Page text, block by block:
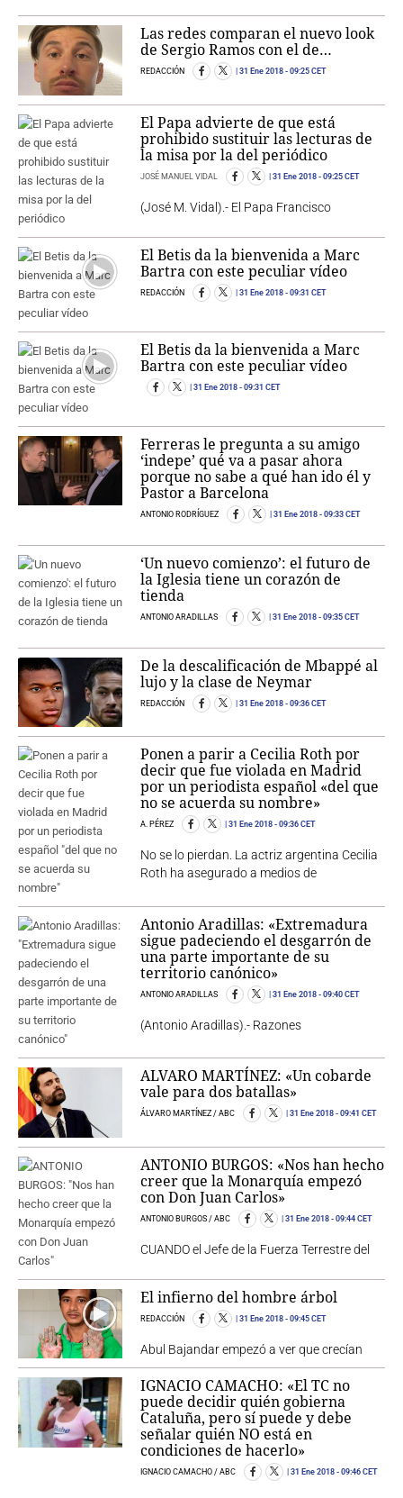
Las redes comparan el nuevo look
de Sergio Ramos con el de…
REDACCIÓN 31 Ene 2018 - 09:25 CET
El Papa advierte de que está
prohibido sustituir las lecturas de
la misa por la del periódico
JOSÉ MANUEL VIDAL 31 Ene 2018 - 09:25 CET
(José M. Vidal).- El Papa Francisco
El Betis da la bienvenida a Marc
Bartra con este peculiar vídeo
REDACCIÓN 31 Ene 2018 - 09:31 CET
El Betis da la bienvenida a Marc
Bartra con este peculiar vídeo
31 Ene 2018 - 09:31 CET
Ferreras le pregunta a su amigo
‘indepe’ qué va a pasar ahora
porque no sabe a qué han ido él y
Pastor a Barcelona
ANTONIO RODRÍGUEZ 31 Ene 2018 - 09:33 CET
‘Un nuevo comienzo’: el futuro de
la Iglesia tiene un corazón de
tienda
ANTONIO ARADILLAS 31 Ene 2018 - 09:35 CET
De la descalificación de Mbappé al
lujo y la clase de Neymar
REDACCIÓN 31 Ene 2018 - 09:36 CET
Ponen a parir a Cecilia Roth por
decir que fue violada en Madrid
por un periodista español «del que
no se acuerda su nombre»
A. PÉREZ 31 Ene 2018 - 09:36 CET
No se lo pierdan. La actriz argentina Cecilia
Roth ha asegurado a medios de
Antonio Aradillas: «Extremadura
sigue padeciendo el desgarrón de
una parte importante de su
territorio canónico»
ANTONIO ARADILLAS 31 Ene 2018 - 09:40 CET
(Antonio Aradillas).- Razones
ALVARO MARTÍNEZ: «Un cobarde
vale para dos batallas»
ÁLVARO MARTÍNEZ / ABC 31 Ene 2018 - 09:41 CET
ANTONIO BURGOS: «Nos han hecho
creer que la Monarquía empezó
con Don Juan Carlos»
ANTONIO BURGOS / ABC 31 Ene 2018 - 09:44 CET
CUANDO el Jefe de la Fuerza Terrestre del
El infierno del hombre árbol
REDACCIÓN 31 Ene 2018 - 09:45 CET
Abul Bajandar empezó a ver que crecían
IGNACIO CAMACHO: «El TC no
puede decidir quién gobierna
Cataluña, pero sí puede y debe
señalar quién NO está en
condiciones de hacerlo»
IGNACIO CAMACHO / ABC 31 Ene 2018 - 09:46 CET